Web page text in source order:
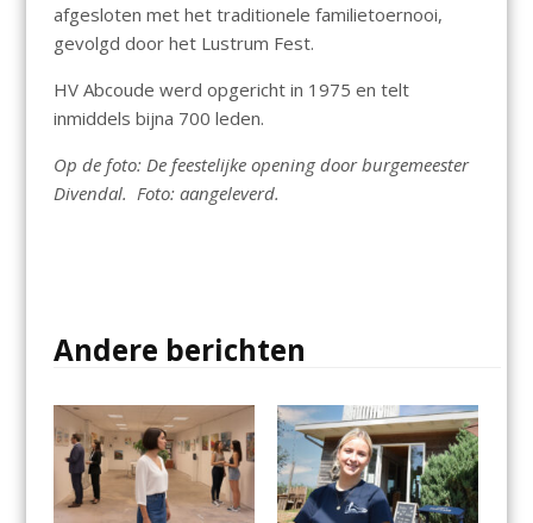
afgesloten met het traditionele familietoernooi,
gevolgd door het Lustrum Fest.
HV Abcoude werd opgericht in 1975 en telt
inmiddels bijna 700 leden.
Op de foto: De feestelijke opening door burgemeester
Divendal. Foto: aangeleverd.
Andere berichten